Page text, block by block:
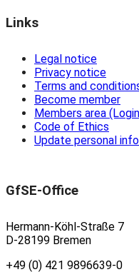
Links
Legal notice
Privacy notice
Terms and
Become member
Members area
Code of Ethics
Update personal
GfSE-Office
Hermann-Köhl-Straße 7
D-28199 Bremen
+49 (0) 421 9896639-0